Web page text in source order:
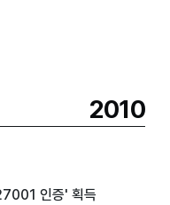
2010
인증' 획득